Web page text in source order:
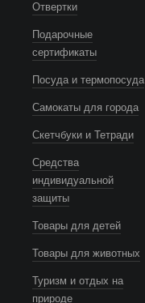
Отвертки
Подарочные
сертификаты
Посуда и термопосуда
Самокаты для города
Скетчбуки и Тетради
Средства
индивидуальной
защиты
Товары для детей
Товары для животных
Туризм и отдых на
природе